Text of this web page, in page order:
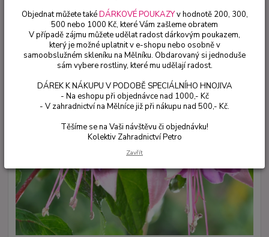
Objednat můžete takéDÁRKOVÉ POUKAZYv hodnotě 200, 300,
500 nebo 1000 Kč, které Vám zašleme obratem
V případě zájmu můžete udělat radost dárkovým poukazem,
který je možné uplatnit v e-shopu nebo osobně v
samoobslužném skleníku na Mělníku. Obdarovaný si jednoduše
sám vybere rostliny, které mu udělají radost.
DÁREK K NÁKUPU V PODOBĚ SPECIÁLNÍHO HNOJIVA
- Na eshopu při objednávce nad 1000,- Kč
- V zahradnictví na Mělníce již při nákupu nad 500,- Kč.
Těšíme se na Vaši návštěvu či objednávku!
Kolektiv Zahradnictví Petro
Zavřít